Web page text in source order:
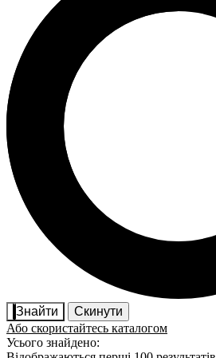
Знайти
Скинути
Або скористайтесь каталогом
Усього знайдено: